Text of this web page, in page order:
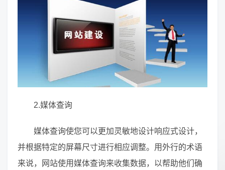
2.媒体查询
媒体查询使您可以更加灵敏地设计响应式设计，
并根据特定的屏幕尺寸进行相应调整。用外行的术语
来说，网站使用媒体查询来收集数据，以帮助他们确